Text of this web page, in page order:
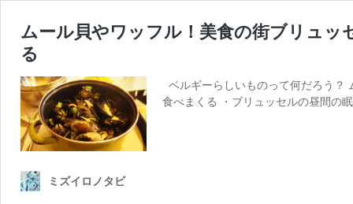
ムール貝やワッフル！美食の街ブリュ
る
ベルギーらしいものって何だろう？
食べまくる ・ブリュッセルの昼間の
ミズイロノタビ